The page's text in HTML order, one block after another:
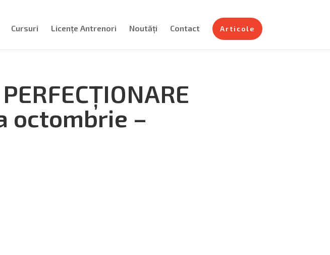
Cursuri Licențe Antrenori Noutăți Contact Articole
octombrie –